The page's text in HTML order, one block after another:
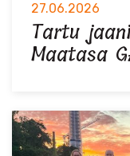
27.06.2026
Tartu
Maatasa